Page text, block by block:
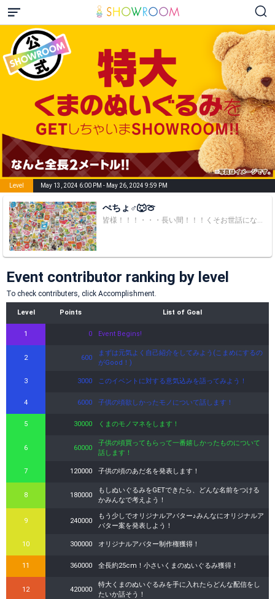
Level May 13, 2024 6:00 PM - May 26, 2024 9:59 PM
ぺちょ♂🐺🍈
皆様！！！・・・長い間！！！くそお世話になりました！！！
Event contributor ranking by level
To check contributers, click Accomplishment.
Level Points List of Goal
1 0 Event Begins!
2 600
まずは元気よく自己紹介をしてみよう(こまめにするの
がGood！)
3 3000 このイベントに対する意気込みを語ってみよう！
4 6000 子供の頃欲しかったモノについて話します！
5 30000 くまのモノマネをします！
6 60000
子供の頃買ってもらって一番嬉しかったものについて
話します！
7 120000 子供の頃のあだ名を発表します！
8 180000
もしぬいぐるみをGETできたら、どんな名前をつける
かみんなで考えよう！
9 240000
もう少しでオリジナルアバター♪みんなにオリジナルア
バター案を発表しよう！
10 300000 オリジナルアバター制作権獲得！
11 360000 全長約25cm！小さいくまのぬいぐるみ獲得！
12 420000
特大くまのぬいぐるみを手に入れたらどんな配信をし
たいか話そう！